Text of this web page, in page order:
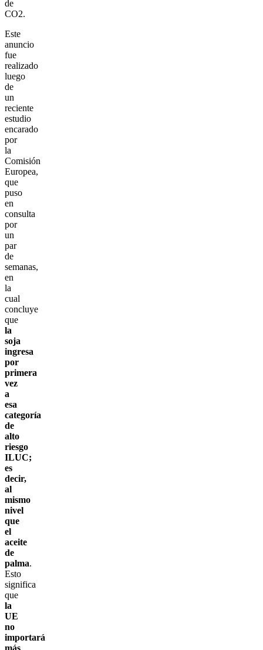
de
CO2.
Este
anuncio
fue
realizado
luego
de
un
reciente
estudio
encarado
por
la
Comisión
Europea,
que
puso
en
consulta
por
un
par
de
semanas,
en
la
cual
concluye
que
la
soja
ingresa
por
primera
vez
a
esa
categoría
de
alto
riesgo
ILUC;
es
decir,
al
mismo
nivel
que
el
aceite
de
palma.
Esto
significa
que
la
UE
no
importará